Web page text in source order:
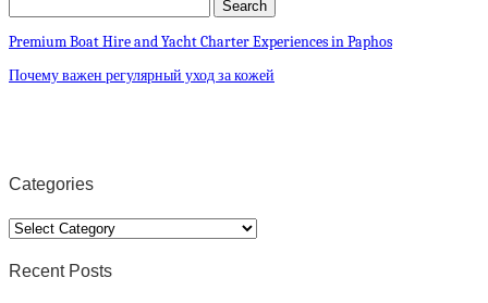
Premium Boat Hire and Yacht Charter Experiences in Paphos
Почему важен регулярный уход за кожей
Categories
Categories
Recent Posts